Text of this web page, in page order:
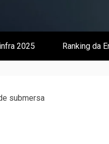
| O
2025 Ranking da
submersa